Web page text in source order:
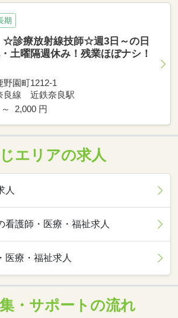
期
☆診療放射線技師☆週3日～の日
土曜隔週休み！残業ほぼナシ！
園町1212-1
良線 近鉄奈良駅
2,000 円
エリアの求人
人
看護師・医療・福祉求人
医療・福祉求人
・サポートの流れ